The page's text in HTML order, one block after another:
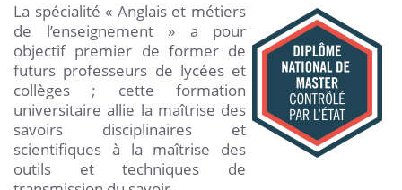
La spécialité « Anglais et métiers
de l’enseignement » a pour
objectif premier de former de
futurs professeurs de lycées et
collèges ; cette formation
universitaire allie la maîtrise des
savoirs disciplinaires et
scientifiques à la maîtrise des
outils et techniques de